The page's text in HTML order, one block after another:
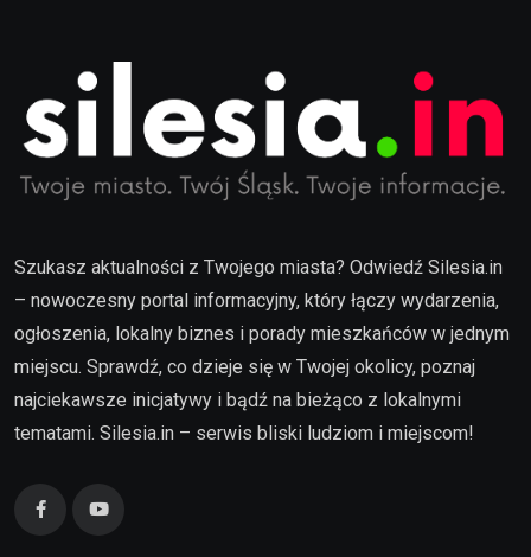
Szukasz aktualności z Twojego miasta? Odwiedź Silesia.in
– nowoczesny portal informacyjny, który łączy wydarzenia,
ogłoszenia, lokalny biznes i porady mieszkańców w jednym
miejscu. Sprawdź, co dzieje się w Twojej okolicy, poznaj
najciekawsze inicjatywy i bądź na bieżąco z lokalnymi
tematami. Silesia.in – serwis bliski ludziom i miejscom!